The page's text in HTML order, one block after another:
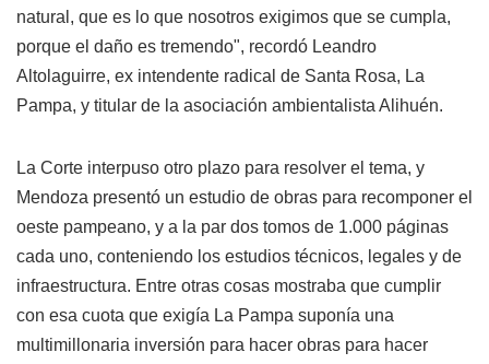
natural, que es lo que nosotros exigimos que se cumpla,
porque el daño es tremendo", recordó Leandro
Altolaguirre, ex intendente radical de Santa Rosa, La
Pampa, y titular de la asociación ambientalista Alihuén.
La Corte interpuso otro plazo para resolver el tema, y
Mendoza presentó un estudio de obras para recomponer el
oeste pampeano, y a la par dos tomos de 1.000 páginas
cada uno, conteniendo los estudios técnicos, legales y de
infraestructura. Entre otras cosas mostraba que cumplir
con esa cuota que exigía La Pampa suponía una
multimillonaria inversión para hacer obras para hacer